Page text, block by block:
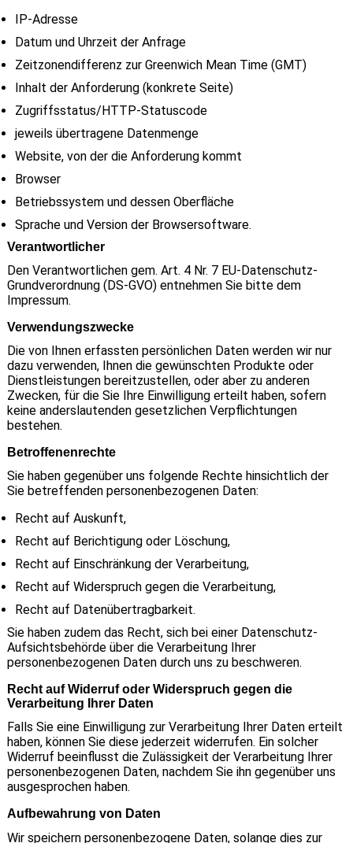
IP-Adresse
Datum und Uhrzeit der Anfrage
Zeitzonendifferenz zur Greenwich Mean Time (GMT)
Inhalt der Anforderung (konkrete Seite)
Zugriffsstatus/HTTP-Statuscode
jeweils übertragene Datenmenge
Website, von der die Anforderung kommt
Browser
Betriebssystem und dessen Oberfläche
Sprache und Version der Browsersoftware.
Verantwortlicher
Den Verantwortlichen gem. Art. 4 Nr. 7 EU-Datenschutz-
Grundverordnung (DS-GVO) entnehmen Sie bitte dem
Impressum.
Verwendungszwecke
Die von Ihnen erfassten persönlichen Daten werden wir nur
dazu verwenden, Ihnen die gewünschten Produkte oder
Dienstleistungen bereitzustellen, oder aber zu anderen
Zwecken, für die Sie Ihre Einwilligung erteilt haben, sofern
keine anderslautenden gesetzlichen Verpflichtungen
bestehen.
Betroffenenrechte
Sie haben gegenüber uns folgende Rechte hinsichtlich der
Sie betreffenden personenbezogenen Daten:
Recht auf Auskunft,
Recht auf Berichtigung oder Löschung,
Recht auf Einschränkung der Verarbeitung,
Recht auf Widerspruch gegen die Verarbeitung,
Recht auf Datenübertragbarkeit.
Sie haben zudem das Recht, sich bei einer Datenschutz-
Aufsichtsbehörde über die Verarbeitung Ihrer
personenbezogenen Daten durch uns zu beschweren.
Recht auf Widerruf oder Widerspruch gegen die
Verarbeitung Ihrer Daten
Falls Sie eine Einwilligung zur Verarbeitung Ihrer Daten erteilt
haben, können Sie diese jederzeit widerrufen. Ein solcher
Widerruf beeinflusst die Zulässigkeit der Verarbeitung Ihrer
personenbezogenen Daten, nachdem Sie ihn gegenüber uns
ausgesprochen haben.
Aufbewahrung von Daten
Wir speichern personenbezogene Daten, solange dies zur